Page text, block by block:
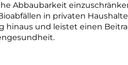
Abbaubarkeit
in privaten
und leistet einen